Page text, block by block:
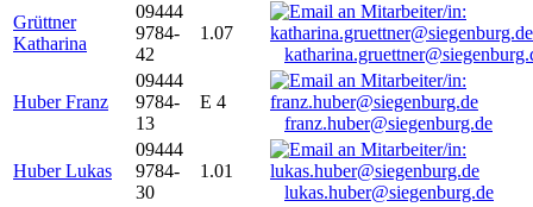
Grüttner
Katharina
09444
9784-
42
1.07
Huber Franz
09444
9784-
13
E 4
franz.huber@siegenburg.de
Huber Lukas
09444
9784-
30
1.01
lukas.huber@siegenburg.de